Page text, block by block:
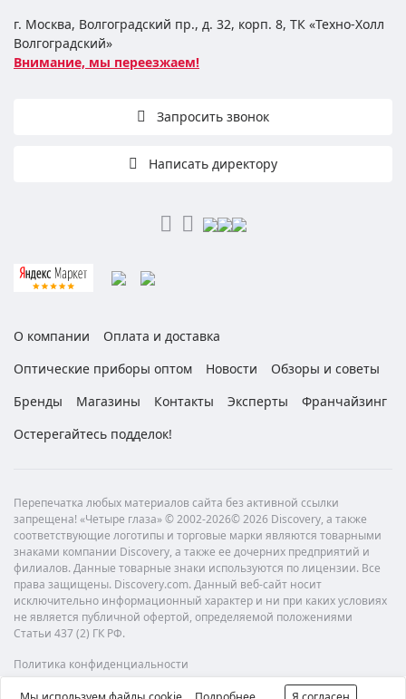
г. Москва, Волгоградский пр., д. 32, корп. 8, ТК «Техно-Холл
Волгоградский»
Внимание, мы переезжаем!
Запросить звонок
Написать директору
О компании
Оплата и доставка
Оптические приборы оптом
Новости
Обзоры и советы
Бренды
Магазины Контакты Эксперты
Франчайзинг
Остерегайтесь подделок!
Перепечатка любых материалов сайта без активной ссылки
запрещена! «Четыре глаза» © 2002-2026© 2026 Discovery, а также
соответствующие логотипы и торговые марки являются товарными
знаками компании Discovery, а также ее дочерних предприятий и
филиалов. Данные товарные знаки используются по лицензии. Все
права защищены. Discovery.com. Данный веб-сайт носит
исключительно информационный характер и ни при каких условиях
не является публичной офертой, определяемой положениями
Статьи 437 (2) ГК РФ.
Политика конфиденциальности